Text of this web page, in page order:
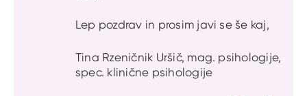
Lep pozdrav in prosim javi se še kaj,
Tina Rzeničnik Uršič, mag. psihologije,
spec. klinične psihologije